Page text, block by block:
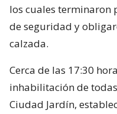
los cuales terminaron
de seguridad y
calzada.
Cerca de las 17:30
inhabilitación de
Ciudad Jardín,